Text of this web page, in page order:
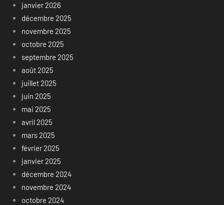
janvier 2026
décembre 2025
novembre 2025
octobre 2025
septembre 2025
août 2025
juillet 2025
juin 2025
mai 2025
avril 2025
mars 2025
février 2025
janvier 2025
décembre 2024
novembre 2024
octobre 2024